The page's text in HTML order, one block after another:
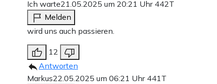
Ich warte21.05.2025 um 20:21 Uhr 442T
Melden
wird uns auch passieren.
12
Antworten
Markus22.05.2025 um 06:21 Uhr 441T